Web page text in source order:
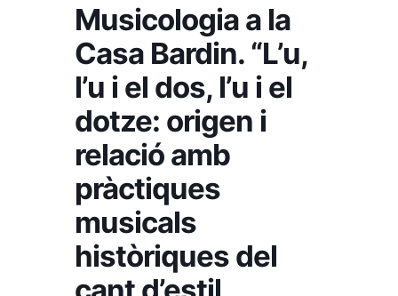
Musicologia a la
Casa Bardin. “L’u,
l’u i el dos, l’u i el
dotze: origen i
relació amb
pràctiques
musicals
històriques del